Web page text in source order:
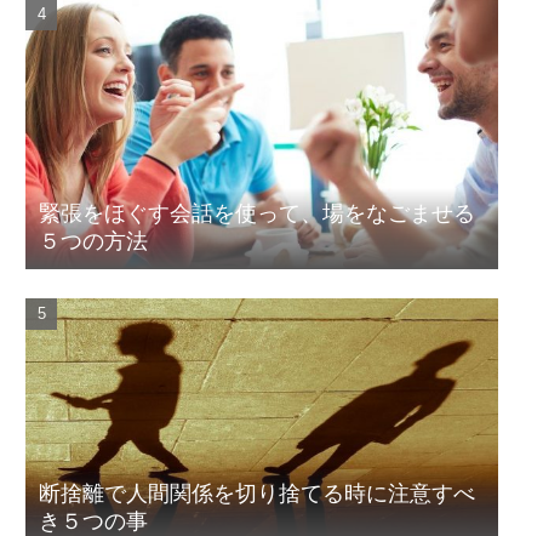
緊張をほぐす会話を使って、場をなごませる
５つの方法
断捨離で人間関係を切り捨てる時に注意すべ
き５つの事